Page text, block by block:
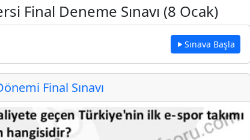
Final Deneme Sınavı (8 Ocak)
Sınava Başla
Final Sınavı